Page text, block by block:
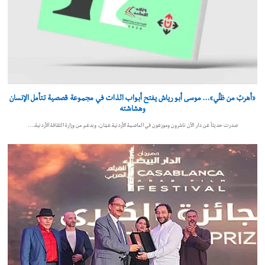
«أهربُ من ظلّي»… موسى أبو رياش يفتح أبواب الذات في مجموعة قصصية تتأمل الإنسان
وهشاشته
صدرت حديثاً عن دار الآن ناشرون وموزعون في العاصمة الأردنية عمّان، وبدعم من وزارة الثقافة الأردنية،…